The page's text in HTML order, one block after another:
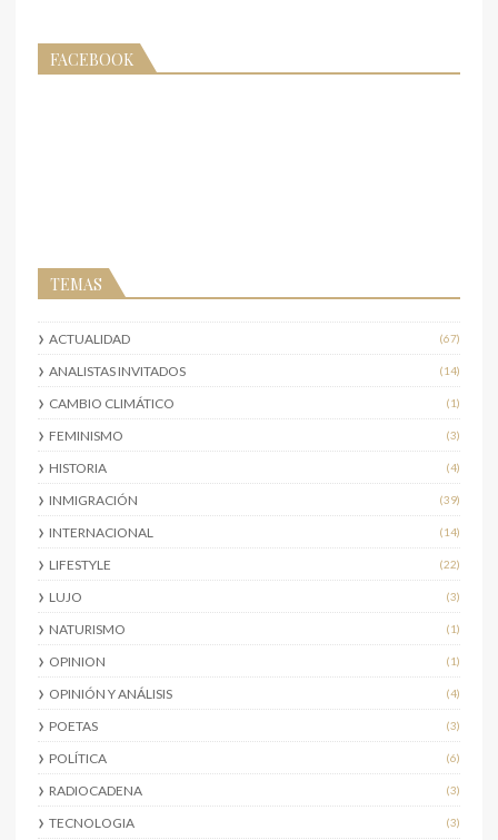
FACEBOOK
TEMAS
ACTUALIDAD (67)
ANALISTAS INVITADOS (14)
CAMBIO CLIMÁTICO (1)
FEMINISMO (3)
HISTORIA (4)
INMIGRACIÓN (39)
INTERNACIONAL (14)
LIFESTYLE (22)
LUJO (3)
NATURISMO (1)
OPINION (1)
OPINIÓN Y ANÁLISIS (4)
POETAS (3)
POLÍTICA (6)
RADIOCADENA (3)
TECNOLOGIA (3)